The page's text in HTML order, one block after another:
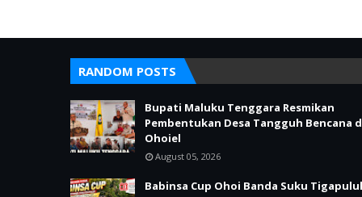
RANDOM POSTS
Bupati Maluku Tenggara Resmikan
Pembentukan Desa Tangguh Bencana
Ohoiel
August 05, 2026
Babinsa Cup Ohoi Banda Suku